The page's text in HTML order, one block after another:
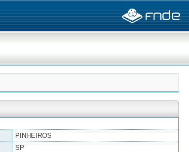
PINHEIROS
SP